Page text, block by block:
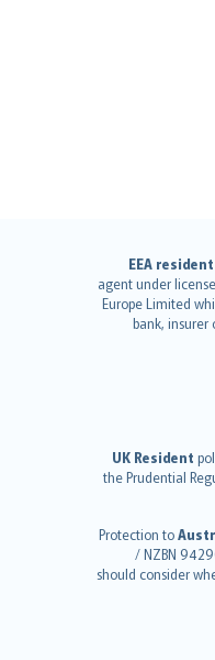
EEA resident
agent under
Europe Limited
bank, insurer
UK Resident
the Prudential
Protection to
/ NZBN
should consider